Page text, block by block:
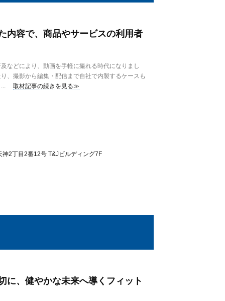
内容で、商品やサービスの利用者
などにより、動画を手軽に撮れる時代になりまし
、撮影から編集・配信まで自社で内製するケースも
取材記事の続きを見る≫
神2丁目2番12号 T&Jビルディング7F
に、健やかな未来へ導くフィット